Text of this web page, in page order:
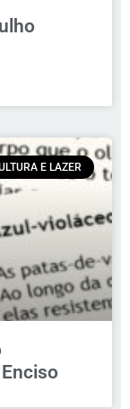
E LAZER